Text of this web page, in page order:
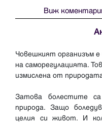
Виж
Човешкият организъм
на саморегулацията.
измислена от
Затова болестите
природа. Защо
целия си живот. И